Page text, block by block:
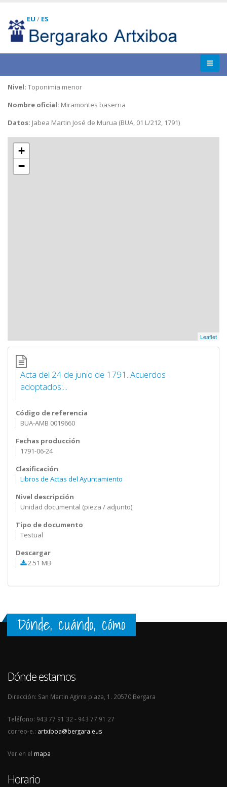
EU / ES
Nivel: Toponimia menor
Nombre oficial: Miramontes baserria
Datos: Jabea Martin José de Murua (BUA, 01 L/212, 1791)
+
−
Leaflet
Acta del 24 de junio de 1791. Acuerdos
adoptados:...
Código de referencia
BUA-AMB 0019660
Fechas producción
1791-06-24
Clasificación
Libros de Actas del Ayuntamiento
Nivel descripción
Unidad documental (pieza / adjunto)
Tipo de documento
Testual
Descargar
2.51 MB
Dónde, cuándo, cómo
Dónde estamos
Dirección: San Martin Agirre plaza, 1. 20570 Bergara
Teléfono: 943 77 91 32 - 943 77 91 27
correo-e.: artxiboa@bergara.eus
Ver en el mapa
Horario